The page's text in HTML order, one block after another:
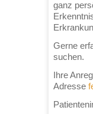
ganz
Gerne
suchen.
Ihre
Adresse